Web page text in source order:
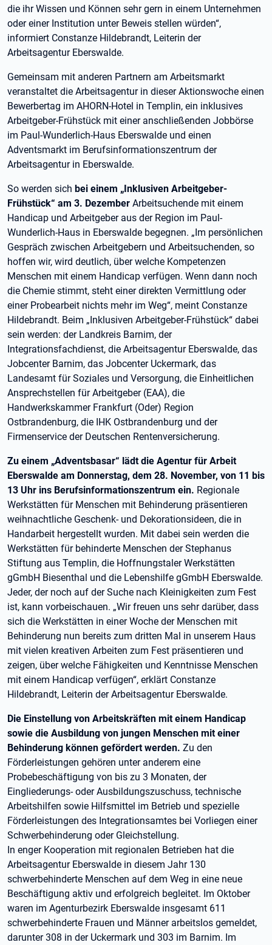
die ihr Wissen und Können sehr gern in einem Unternehmen
oder einer Institution unter Beweis stellen würden“,
informiert Constanze Hildebrandt, Leiterin der
Arbeitsagentur Eberswalde.
Gemeinsam mit anderen Partnern am Arbeitsmarkt
veranstaltet die Arbeitsagentur in dieser Aktionswoche einen
Bewerbertag im AHORN-Hotel in Templin, ein inklusives
Arbeitgeber-Frühstück mit einer anschließenden Jobbörse
im Paul-Wunderlich-Haus Eberswalde und einen
Adventsmarkt im Berufsinformationszentrum der
Arbeitsagentur in Eberswalde.
So werden sich bei einem „Inklusiven Arbeitgeber-
Frühstück“ am 3. Dezember Arbeitsuchende mit einem
Handicap und Arbeitgeber aus der Region im Paul-
Wunderlich-Haus in Eberswalde begegnen. „Im persönlichen
Gespräch zwischen Arbeitgebern und Arbeitsuchenden, so
hoffen wir, wird deutlich, über welche Kompetenzen
Menschen mit einem Handicap verfügen. Wenn dann noch
die Chemie stimmt, steht einer direkten Vermittlung oder
einer Probearbeit nichts mehr im Weg“, meint Constanze
Hildebrandt. Beim „Inklusiven Arbeitgeber-Frühstück“ dabei
sein werden: der Landkreis Barnim, der
Integrationsfachdienst, die Arbeitsagentur Eberswalde, das
Jobcenter Barnim, das Jobcenter Uckermark, das
Landesamt für Soziales und Versorgung, die Einheitlichen
Ansprechstellen für Arbeitgeber (EAA), die
Handwerkskammer Frankfurt (Oder) Region
Ostbrandenburg, die IHK Ostbrandenburg und der
Firmenservice der Deutschen Rentenversicherung.
Zu einem „Adventsbasar“ lädt die Agentur für Arbeit
Eberswalde am Donnerstag, dem 28. November, von 11 bis
13 Uhr ins Berufsinformationszentrum ein. Regionale
Werkstätten für Menschen mit Behinderung präsentieren
weihnachtliche Geschenk- und Dekorationsideen, die in
Handarbeit hergestellt wurden. Mit dabei sein werden die
Werkstätten für behinderte Menschen der Stephanus
Stiftung aus Templin, die Hoffnungstaler Werkstätten
gGmbH Biesenthal und die Lebenshilfe gGmbH Eberswalde.
Jeder, der noch auf der Suche nach Kleinigkeiten zum Fest
ist, kann vorbeischauen. „Wir freuen uns sehr darüber, dass
sich die Werkstätten in einer Woche der Menschen mit
Behinderung nun bereits zum dritten Mal in unserem Haus
mit vielen kreativen Arbeiten zum Fest präsentieren und
zeigen, über welche Fähigkeiten und Kenntnisse Menschen
mit einem Handicap verfügen“, erklärt Constanze
Hildebrandt, Leiterin der Arbeitsagentur Eberswalde.
Die Einstellung von Arbeitskräften mit einem Handicap
sowie die Ausbildung von jungen Menschen mit einer
Behinderung können gefördert werden. Zu den
Förderleistungen gehören unter anderem eine
Probebeschäftigung von bis zu 3 Monaten, der
Eingliederungs- oder Ausbildungszuschuss, technische
Arbeitshilfen sowie Hilfsmittel im Betrieb und spezielle
Förderleistungen des Integrationsamtes bei Vorliegen einer
Schwerbehinderung oder Gleichstellung.
In enger Kooperation mit regionalen Betrieben hat die
Arbeitsagentur Eberswalde in diesem Jahr 130
schwerbehinderte Menschen auf dem Weg in eine neue
Beschäftigung aktiv und erfolgreich begleitet. Im Oktober
waren im Agenturbezirk Eberswalde insgesamt 611
schwerbehinderte Frauen und Männer arbeitslos gemeldet,
darunter 308 in der Uckermark und 303 im Barnim. Im